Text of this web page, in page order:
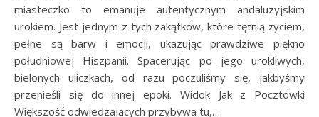
miasteczko to emanuje autentycznym andaluzyjskim
urokiem. Jest jednym z tych zakątków, które tętnią życiem,
pełne są barw i emocji, ukazując prawdziwe piękno
południowej Hiszpanii. Spacerując po jego urokliwych,
bielonych uliczkach, od razu poczuliśmy się, jakbyśmy
przenieśli się do innej epoki. Widok Jak z Pocztówki
Większość odwiedzających przybywa tu,…